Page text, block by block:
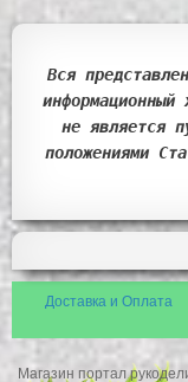
Вся
не является
положениями
Доставка и Оплата
Магазин портал